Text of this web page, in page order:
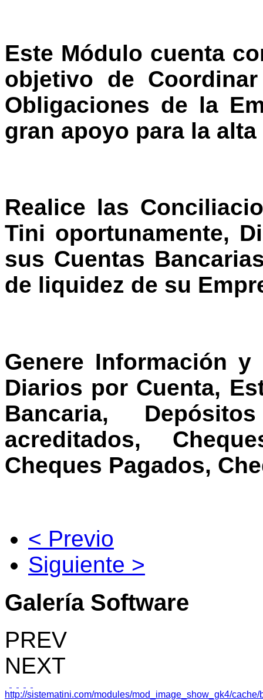
Este Módulo cuenta
objetivo de
Obligaciones de la
gran apoyo para la
Realice las
Tini oportunamente,
sus Cuentas
de liquidez de su
Genere Información
Diarios por Cuenta,
Bancaria,
acreditados,
Cheques Pagados,
< Previo
Siguiente >
GaleríaSoftware
PREV
NEXT
http://sistematini.com/modules/mod_image_show_gk4/